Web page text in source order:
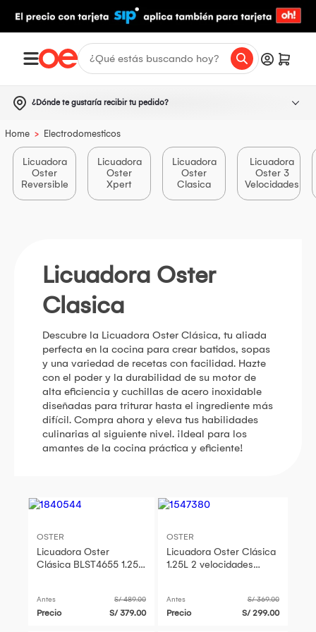
¿Dónde te gustaría recibir tu pedido?
Home > Electrodomesticos
Licuadora
Oster
Reversible
Licuadora
Oster
Xpert
Licuadora
Oster
Clasica
Licuadora
Oster 3
Velocidades
Licuadora Oster
Clasica
Descubre la Licuadora Oster Clásica, tu aliada
perfecta en la cocina para crear batidos, sopas
y una variedad de recetas con facilidad. Hazte
con el poder y la durabilidad de su motor de
alta eficiencia y cuchillas de acero inoxidable
diseñadas para triturar hasta el ingrediente más
difícil. Compra ahora y eleva tus habilidades
culinarias al siguiente nivel. ¡Ideal para los
amantes de la cocina práctica y eficiente!
OSTER
Licuadora Oster
Clásica BLST4655 1.25L
Antes S/ 489.00
Precio S/ 379.00
OSTER
Licuadora Oster Clásica
1.25L 2 velocidades
Antes S/ 369.00
Precio S/ 299.00